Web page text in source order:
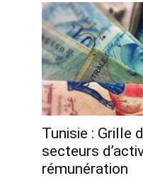
Tunisie : Grille
secteurs
rémunération